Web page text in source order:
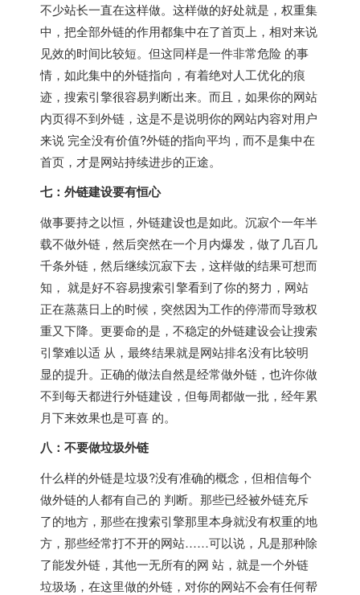
不少站长一直在这样做。这样做的好处就是，权重集
中，把全部外链的作用都集中在了首页上，相对来说
见效的时间比较短。但这同样是一件非常危险 的事
情，如此集中的外链指向，有着绝对人工优化的痕
迹，搜索引擎很容易判断出来。而且，如果你的网站
内页得不到外链，这是不是说明你的网站内容对用户
来说 完全没有价值?外链的指向平均，而不是集中在
首页，才是网站持续进步的正途。
七：外链建设要有恒心
做事要持之以恒，外链建设也是如此。沉寂个一年半
载不做外链，然后突然在一个月内爆发，做了几百几
千条外链，然后继续沉寂下去，这样做的结果可想而
知， 就是好不容易搜索引擎看到了你的努力，网站
正在蒸蒸日上的时候，突然因为工作的停滞而导致权
重又下降。更要命的是，不稳定的外链建设会让搜索
引擎难以适 从，最终结果就是网站排名没有比较明
显的提升。正确的做法自然是经常做外链，也许你做
不到每天都进行外链建设，但每周都做一批，经年累
月下来效果也是可喜 的。
八：不要做垃圾外链
什么样的外链是垃圾?没有准确的概念，但相信每个
做外链的人都有自己的 判断。那些已经被外链充斥
了的地方，那些在搜索引擎那里本身就没有权重的地
方，那些经常打不开的网站……可以说，凡是那种除
了能发外链，其他一无所有的网 站，就是一个外链
垃圾场，在这里做的外链，对你的网站不会有任何帮